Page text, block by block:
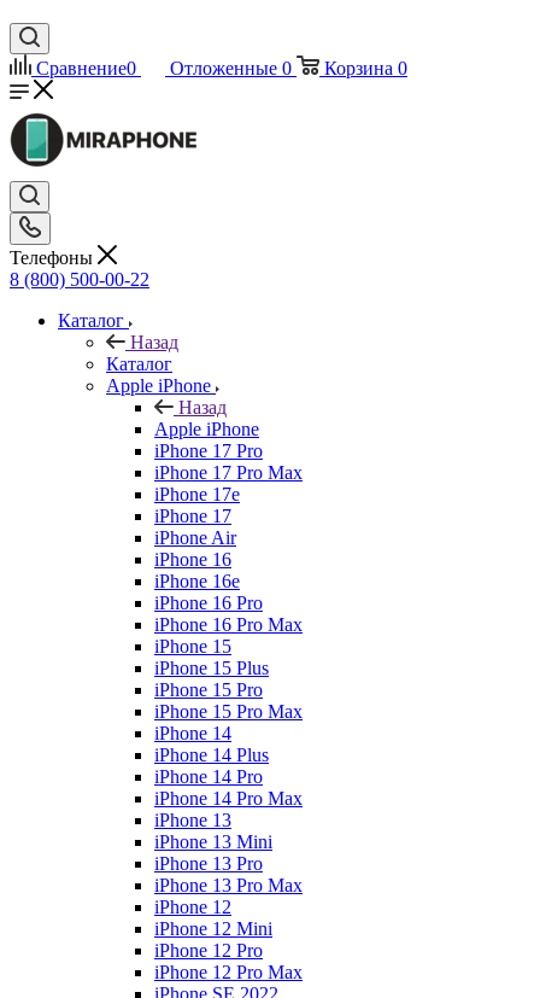
Сравнение0 Отложенные 0 Корзина 0
Телефоны
8 (800) 500-00-22
Каталог
Назад
Каталог
Apple iPhone
Назад
Apple iPhone
iPhone 17 Pro
iPhone 17 Pro Max
iPhone 17e
iPhone 17
iPhone Air
iPhone 16
iPhone 16e
iPhone 16 Pro
iPhone 16 Pro Max
iPhone 15
iPhone 15 Plus
iPhone 15 Pro
iPhone 15 Pro Max
iPhone 14
iPhone 14 Plus
iPhone 14 Pro
iPhone 14 Pro Max
iPhone 13
iPhone 13 Mini
iPhone 13 Pro
iPhone 13 Pro Max
iPhone 12
iPhone 12 Mini
iPhone 12 Pro
iPhone 12 Pro Max
iPhone SE 2022